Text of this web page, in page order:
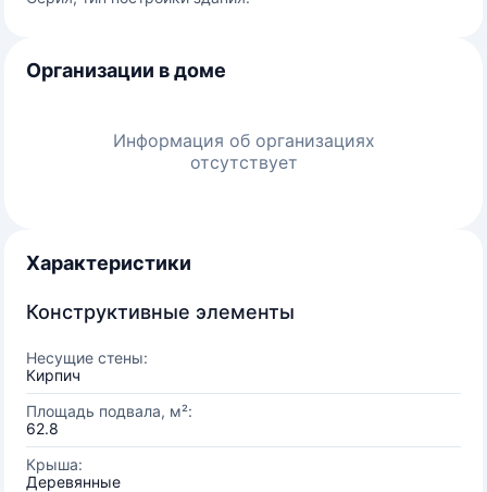
Организации в доме
Информация об организациях
отсутствует
Характеристики
Конструктивные элементы
Несущие стены:
Кирпич
Площадь подвала, м²:
62.8
Крыша:
Деревянные